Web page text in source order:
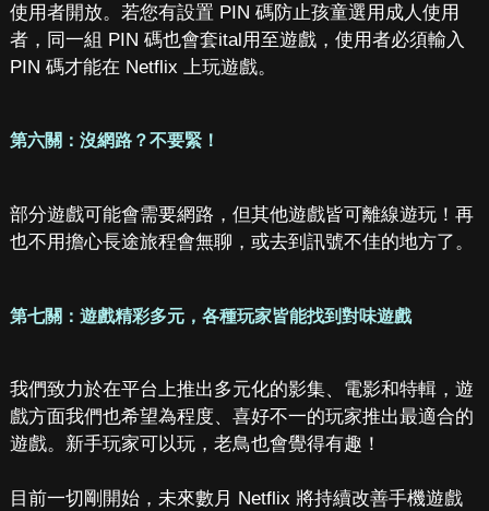
使用者開放。若您有設置 PIN 碼防止孩童選用成人使用
者，同一組 PIN 碼也會套ital用至遊戲，使用者必須輸入
PIN 碼才能在 Netflix 上玩遊戲。
第六關：沒網路？不要緊！
部分遊戲可能會需要網路，但其他遊戲皆可離線遊玩！再
也不用擔心長途旅程會無聊，或去到訊號不佳的地方了。
第七關：遊戲精彩多元，各種玩家皆能找到對味遊戲
我們致力於在平台上推出多元化的影集、電影和特輯，遊
戲方面我們也希望為程度、喜好不一的玩家推出最適合的
遊戲。新手玩家可以玩，老鳥也會覺得有趣！
目前一切剛開始，未來數月 Netflix 將持續改善手機遊戲